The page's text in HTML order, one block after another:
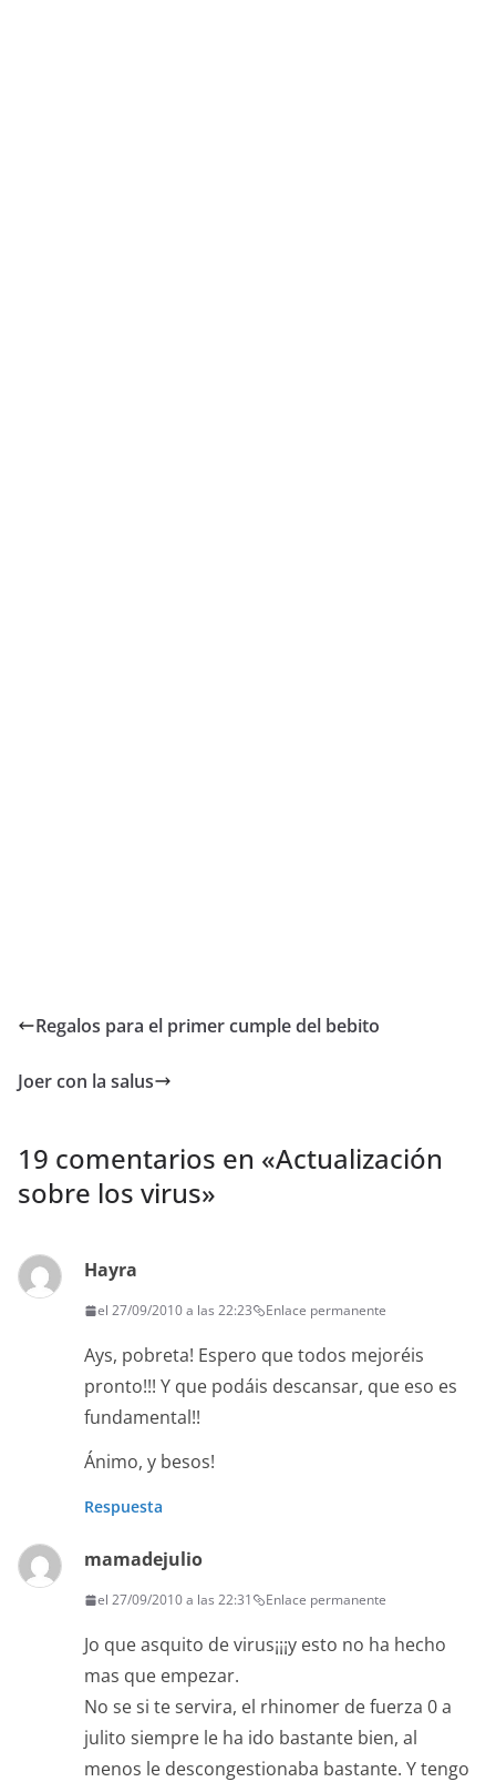
Regalos para el primer cumple del bebito
Joer con la salus
19 comentarios en «Actualización
sobre los virus»
Hayra
el 27/09/2010 a las 22:23 Enlace permanente
Ays, pobreta! Espero que todos mejoréis
pronto!!! Y que podáis descansar, que eso es
fundamental!!
Ánimo, y besos!
Respuesta
mamadejulio
el 27/09/2010 a las 22:31 Enlace permanente
Jo que asquito de virus¡¡¡y esto no ha hecho
mas que empezar.
No se si te servira, el rhinomer de fuerza 0 a
julito siempre le ha ido bastante bien, al
menos le descongestionaba bastante. Y tengo